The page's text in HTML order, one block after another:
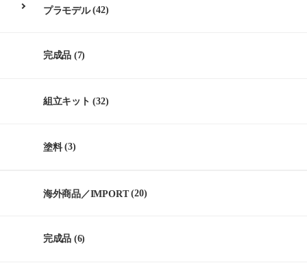
プラモデル(42)
完成品 (7)
組立キット (32)
塗料(3)
海外商品／IMPORT(20)
完成品 (6)